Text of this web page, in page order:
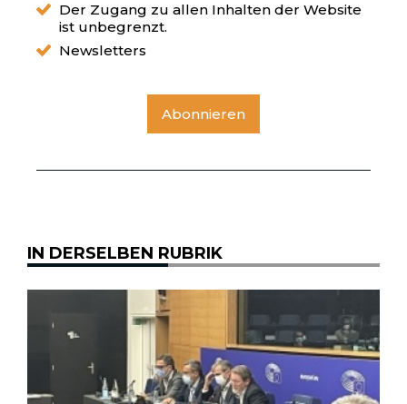
Der Zugang zu allen Inhalten der Website
ist unbegrenzt.
Newsletters
Abonnieren
IN DERSELBEN RUBRIK